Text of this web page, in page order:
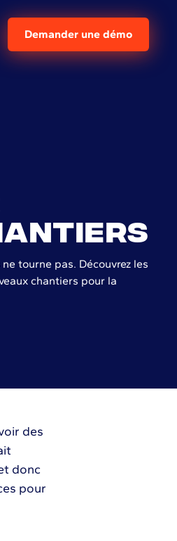
Demander une démo
tourne pas. Découvrez les
chantiers pour la
des
donc
pour